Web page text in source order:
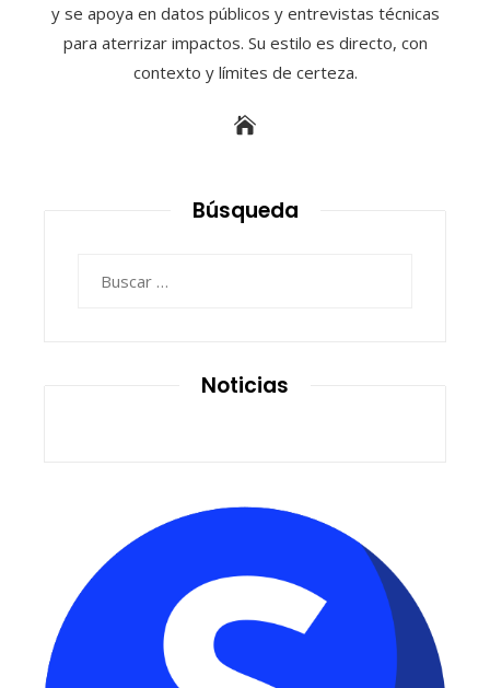
y se apoya en datos públicos y entrevistas técnicas
para aterrizar impactos. Su estilo es directo, con
contexto y límites de certeza.
Búsqueda
Noticias